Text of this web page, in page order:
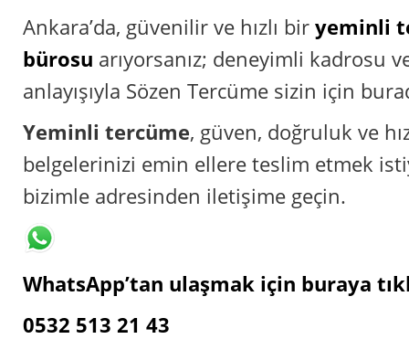
Ankara’da, güvenilir ve hızlı bir yeminli
bürosu arıyorsanız; deneyimli kadrosu
anlayışıyla Sözen Tercüme sizin için
Yeminli tercüme, güven, doğruluk ve
belgelerinizi emin ellere teslim etmek
bizimle adresinden iletişime geçin.
WhatsApp’tan ulaşmak için buraya
0532 513 21 43